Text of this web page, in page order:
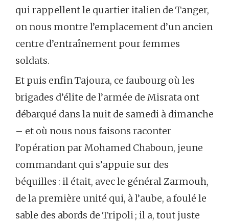
qui rappellent le quartier italien de Tanger,
on nous montre l’emplacement d’un ancien
centre d’entraînement pour femmes
soldats.
Et puis enfin Tajoura, ce faubourg où les
brigades d’élite de l’armée de Misrata ont
débarqué dans la nuit de samedi à dimanche
– et où nous nous faisons raconter
l’opération par Mohamed Chaboun, jeune
commandant qui s’appuie sur des
béquilles : il était, avec le général Zarmouh,
de la première unité qui, à l’aube, a foulé le
sable des abords de Tripoli ; il a, tout juste